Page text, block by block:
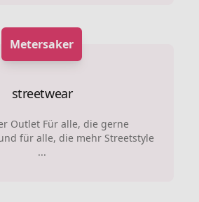
Metersaker
streetwear
Outlet Für alle, die gerne
für alle, die mehr Streetstyle
...